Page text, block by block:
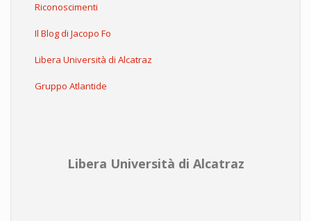
Riconoscimenti
Il Blog di Jacopo Fo
Libera Università di Alcatraz
Gruppo Atlantide
Libera Università di Alcatraz